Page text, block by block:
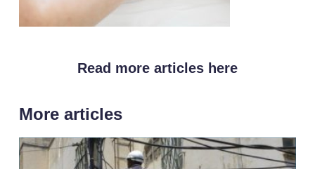
Read more articles here
More articles